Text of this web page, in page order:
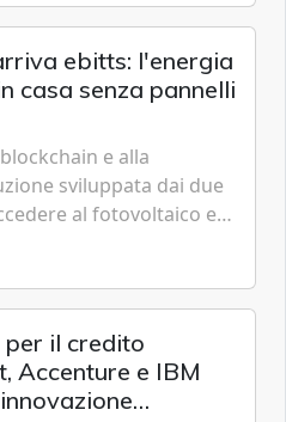
ebitts: l'energia
casa senza pannelli
e alla
sviluppata dai due
al fotovoltaico e
diretti in bolletta,
per il credito
Accenture e IBM